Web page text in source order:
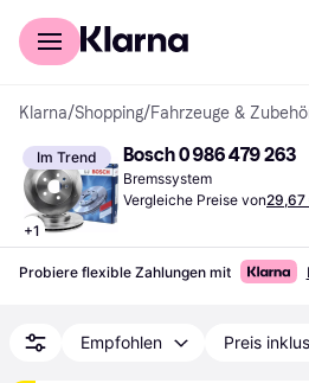
Für Shopper
Klarna/Shopping/Fahrzeuge &
Im Trend
+1
Bosch 0 986 479 263
Bremssystem
Vergleiche Preise von29,67
Probiere flexible Zahlungen mit
Empfohlen Preis